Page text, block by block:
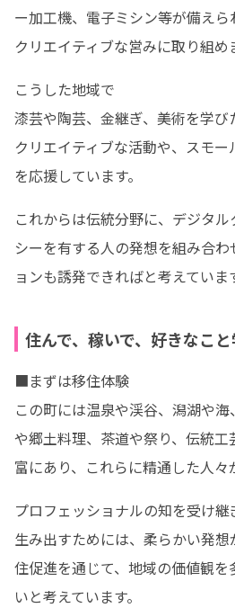
ー加工機、電子ミシン等が備え
クリエイティブな営みに取り組め
こうした地域で
漆芸や陶芸、金継ぎ、美術を学び
クリエイティブな活動や、スモ
を応援しています。
これからは伝統分野に、デジタ
シーを有する人の発想を組み合
ョンも誘発できればと考えていま
住んで、稼いで、好きなこと
■まずは移住体験
この町には温泉や渓谷、潟湖や
や郷土料理、茶道や祭り、伝統
富にあり、これらに精通した人々
プロフェッショナルの知を受け
生み出すためには、柔らかい発
住促進を通じて、地域の価値観
いと考えています。